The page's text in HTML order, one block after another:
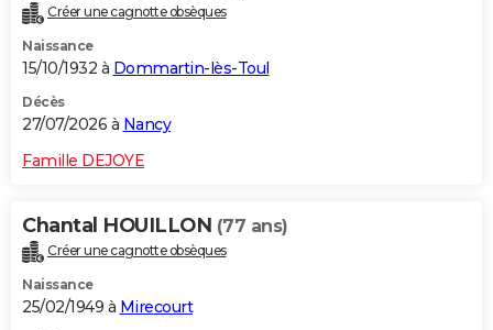
Créer une cagnotte obsèques
Naissance
15/10/1932 à Dommartin-lès-Toul
Décès
27/07/2026 à Nancy
Famille DEJOYE
Chantal HOUILLON (77 ans)
Créer une cagnotte obsèques
Naissance
25/02/1949 à Mirecourt